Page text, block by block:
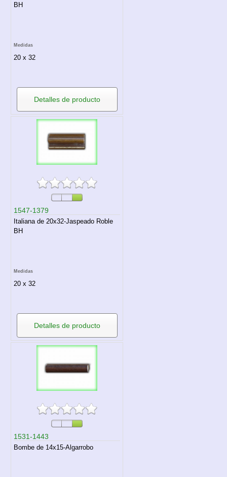
BH
Medidas
20 x 32
Detalles de producto
1547-1379
Italiana de 20x32-Jaspeado Roble
BH
Medidas
20 x 32
Detalles de producto
1531-1443
Bombe de 14x15-Algarrobo